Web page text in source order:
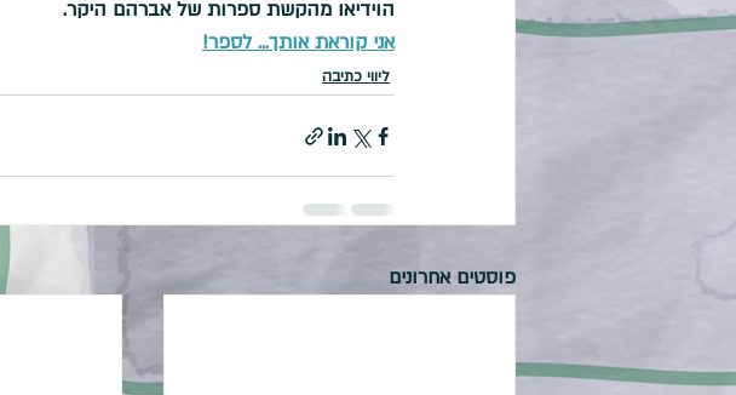
הוידיאו מהקשת ספרות של אברהם היקר.
אני קוראת אותך... לספר!
ליווי כתיבה
פוסטים אחרונים